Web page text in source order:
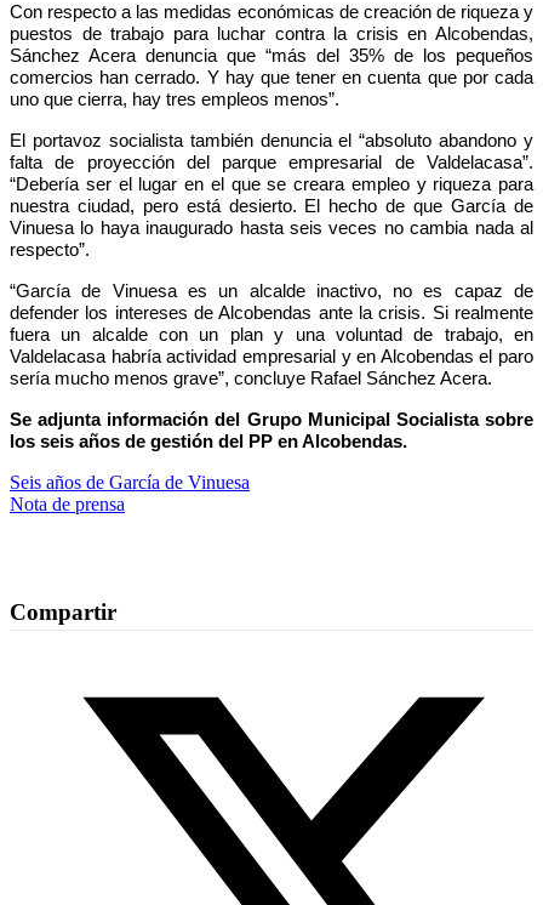
Con respecto a las medidas económicas de creación de riqueza y
puestos de trabajo para luchar contra la crisis en Alcobendas,
Sánchez Acera denuncia que “más del 35% de los pequeños
comercios han cerrado. Y hay que tener en cuenta que por cada
uno que cierra, hay tres empleos menos”.
El portavoz socialista también denuncia el “absoluto abandono y
falta de proyección del parque empresarial de Valdelacasa”.
“Debería ser el lugar en el que se creara empleo y riqueza para
nuestra ciudad, pero está desierto. El hecho de que García de
Vinuesa lo haya inaugurado hasta seis veces no cambia nada al
respecto”.
“García de Vinuesa es un alcalde inactivo, no es capaz de
defender los intereses de Alcobendas ante la crisis. Si realmente
fuera un alcalde con un plan y una voluntad de trabajo, en
Valdelacasa habría actividad empresarial y en Alcobendas el paro
sería mucho menos grave”, concluye Rafael Sánchez Acera.
Se adjunta información del Grupo Municipal Socialista sobre
los seis años de gestión del PP en Alcobendas.
Seis años de García de Vinuesa
Nota de prensa
Compartir